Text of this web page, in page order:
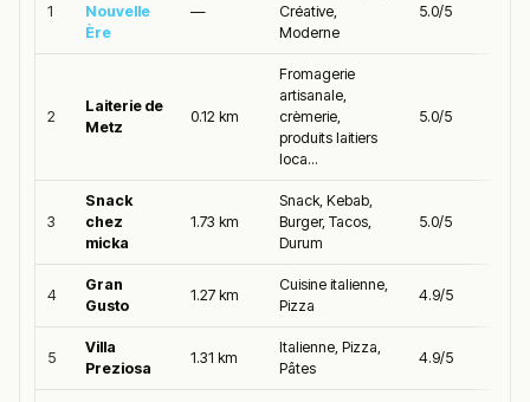
1
Nouvelle
Ère
—
Créative,
Moderne
5.0/5
2
Laiterie de
Metz
0.12 km
Fromagerie
artisanale,
crèmerie,
produits laitiers
loca...
5.0/5
3
Snack
chez
micka
1.73 km
Snack, Kebab,
Burger, Tacos,
Durum
5.0/5
4
Gran
Gusto
1.27 km
Cuisine italienne,
Pizza
4.9/5
5
Villa
Preziosa
1.31 km
Italienne, Pizza,
Pâtes
4.9/5